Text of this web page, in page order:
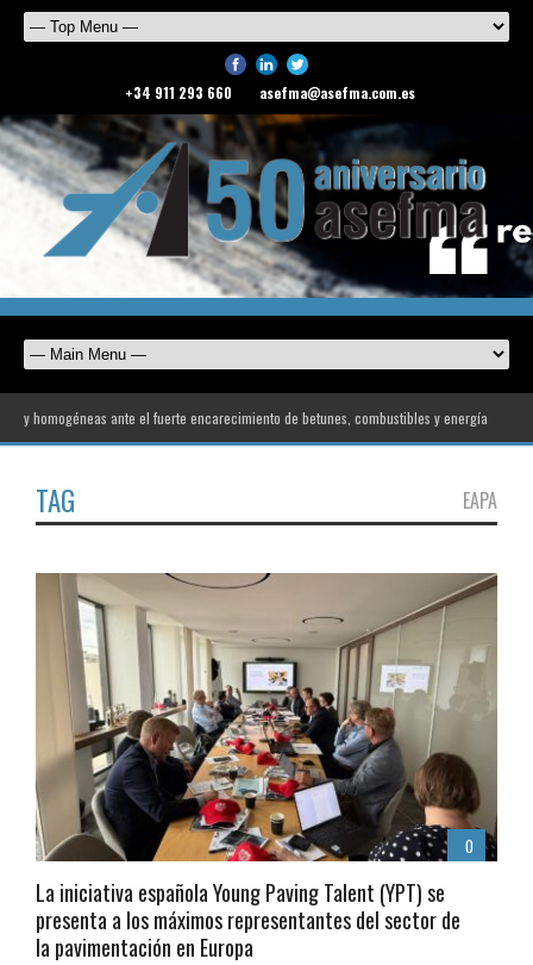
+34 911 293 660 asefma@asefma.com.es
ante el fuerte encarecimiento de betunes, combustibles y energía ASEFMA
TAG EAPA
0
La iniciativa española Young Paving Talent (YPT) se
presenta a los máximos representantes del sector de
la pavimentación en Europa